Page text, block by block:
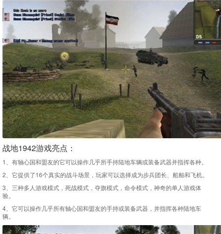
战地1942游戏亮点：
1、有轴心国和盟友的它可以操作几乎所手持陆地车辆或装备武器并指挥各种。
2、它提供了16个真实的战斗场景，玩家可以选择成为步兵团长、船舶和飞机。
3、三种多人游戏模式，死战模式，夺旗模式，命令模式，神奇的单人游戏体
验。
4、它可以操作几乎所有轴心国和盟友的手持或装备武器，并指挥各种陆地车
辆。